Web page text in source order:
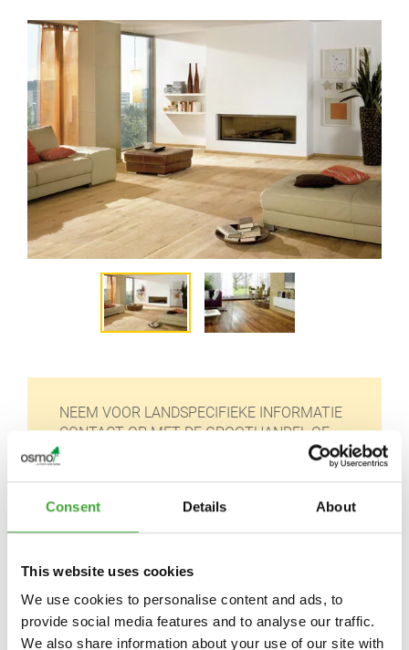
Consent Details About
This website uses cookies
We use cookies to personalise content and ads, to
provide social media features and to analyse our traffic.
We also share information about your use of our site with
NEEM VOOR LANDSPECIFIEKE INFORMATIE
CONTACT OP MET DE GROOTHANDEL OF
VAKHANDELAAR BIJ U IN DE BUURT:
Osmo Nederland BV
Schinkeldijkje 16 L